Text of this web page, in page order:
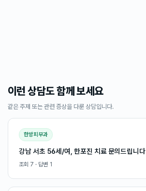
이런 상담도 함께 보세요
같은 주제 또는 관련 증상을 다룬 상담입니다.
한방피부과
강남 서초 56세/여, 한포진 치료 문의드립니다
조회 7 · 답변 1